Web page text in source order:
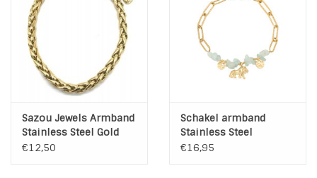
Sazou Jewels Armband
Stainless Steel Gold
Plated
€12,50
Schakel armband
Stainless Steel
€16,95